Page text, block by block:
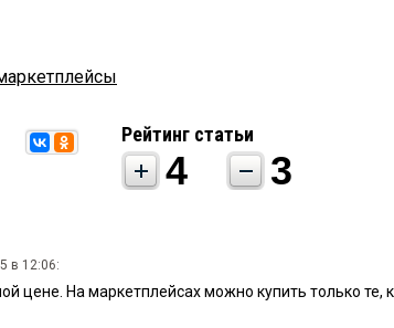
Рейтинг статьи
4 3
в 12:06:
цене. На маркетплейсах можно купить только те,